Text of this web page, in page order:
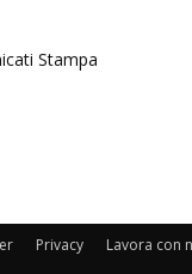
Stampa
Privacy Lavora con